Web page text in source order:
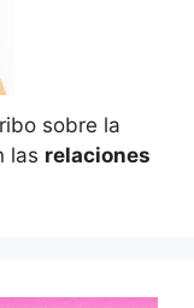
sobre la
las relaciones